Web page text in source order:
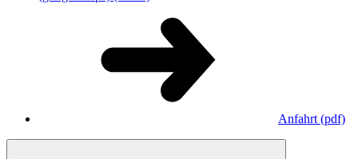
Anfahrt (pdf)